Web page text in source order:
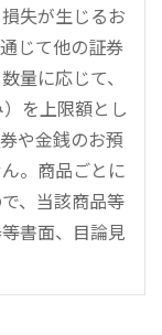
失が生じるお
じて他の証券
量に応じて、
を上限額とし
や金銭のお預
。商品ごとに
、当該商品等
書面、目論見